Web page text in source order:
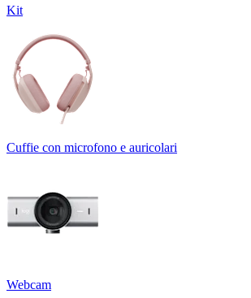
Kit
Cuffie con microfono e auricolari
Webcam